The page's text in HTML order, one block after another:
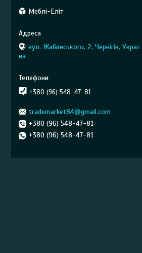
Меблі-Еліт
вул. Жабинського, 2, Чернігів, Украї
на
+380 (96) 548-47-81
trademarket84@gmail.com
+380 (96) 548-47-81
+380 (96) 548-47-81